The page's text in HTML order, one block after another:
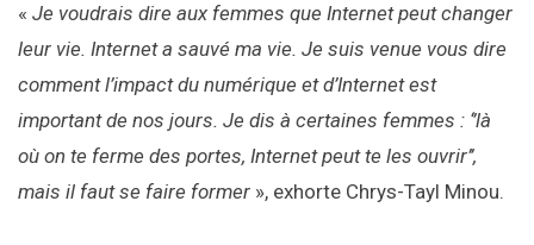
« Je voudrais dire aux femmes que Internet peut changer
leur vie. Internet a sauvé ma vie. Je suis venue vous dire
comment l’impact du numérique et d’Internet est
important de nos jours. Je dis à certaines femmes : ‘’là
où on te ferme des portes, Internet peut te les ouvrir’’,
mais il faut se faire former », exhorte Chrys-Tayl Minou.